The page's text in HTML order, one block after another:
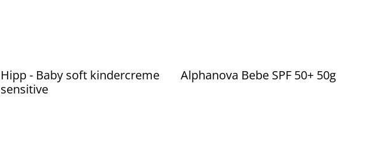
Hipp - Baby soft kindercreme
sensitive
Alphanova Bebe SPF 50+ 50g